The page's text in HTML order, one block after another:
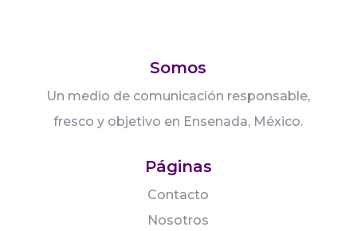
Somos
Un medio de comunicación responsable,
fresco y objetivo en Ensenada, México.
Páginas
Contacto
Nosotros